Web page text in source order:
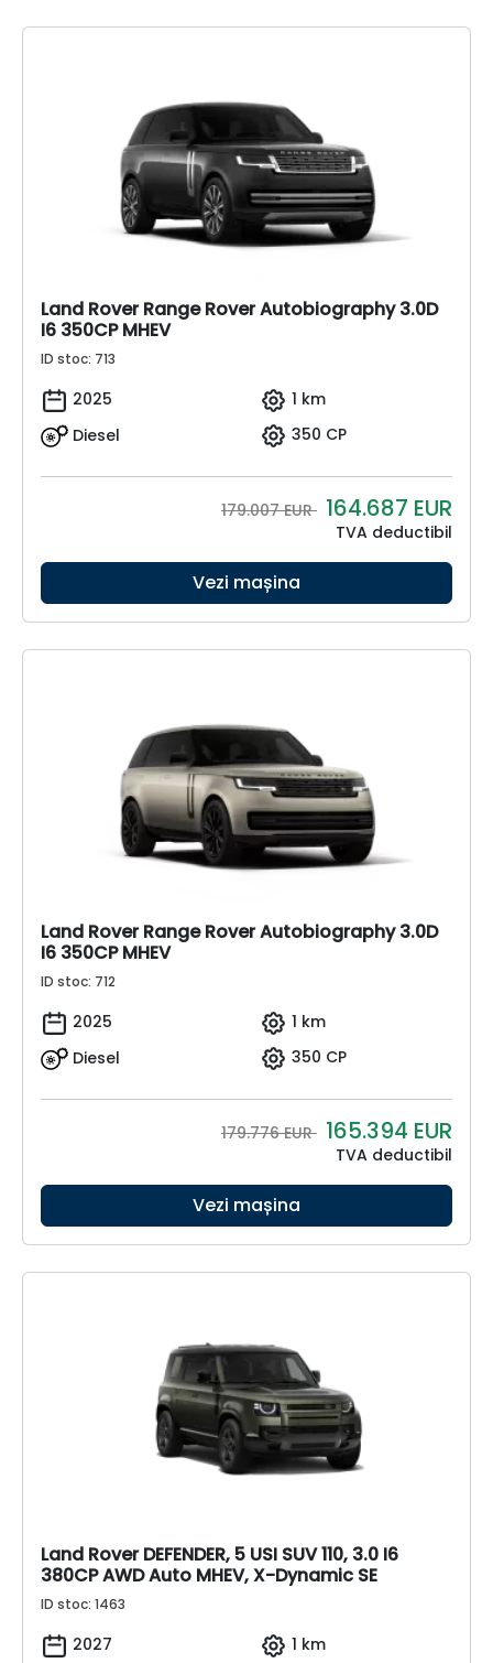
Land Rover Range Rover Autobiography 3.0D
I6 350CP MHEV
ID stoc: 713
2025
1 km
Diesel
350 CP
179.007 EUR 164.687 EUR
TVA deductibil
Vezi mașina
Land Rover Range Rover Autobiography 3.0D
I6 350CP MHEV
ID stoc: 712
2025
1 km
Diesel
350 CP
179.776 EUR 165.394 EUR
TVA deductibil
Vezi mașina
Land Rover DEFENDER, 5 USI SUV 110, 3.0 I6
380CP AWD Auto MHEV, X-Dynamic SE
ID stoc: 1463
2027
1 km